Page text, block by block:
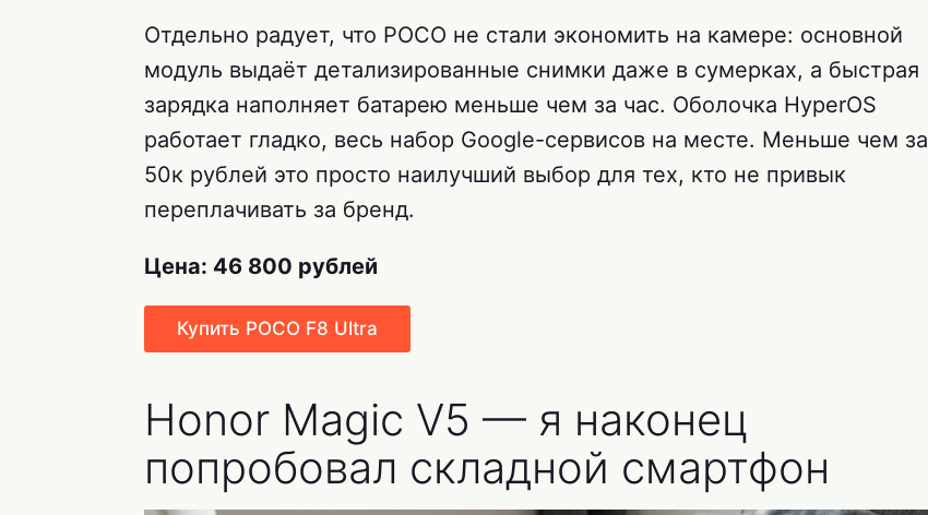
Отдельно радует, что POCO не стали экономить на камере: основной
модуль выдаёт детализированные снимки даже в сумерках, а быстрая
зарядка наполняет батарею меньше чем за час. Оболочка HyperOS
работает гладко, весь набор Google-сервисов на месте. Меньше чем за
50к рублей это просто наилучший выбор для тех, кто не привык
переплачивать за бренд.
Цена: 46 800 рублей
Купить POCO F8 Ultra
Honor Magic V5 — я наконец
попробовал складной смартфон